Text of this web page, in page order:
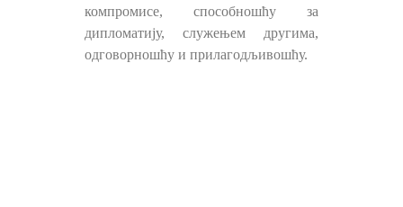
компромисе, способношћу за
дипломатију, служењем другима,
одговорношћу и прилагодљивошћу.